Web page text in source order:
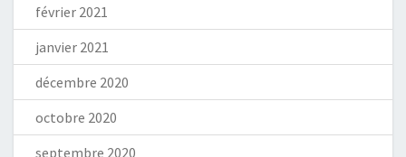
février 2021
janvier 2021
décembre 2020
octobre 2020
septembre 2020